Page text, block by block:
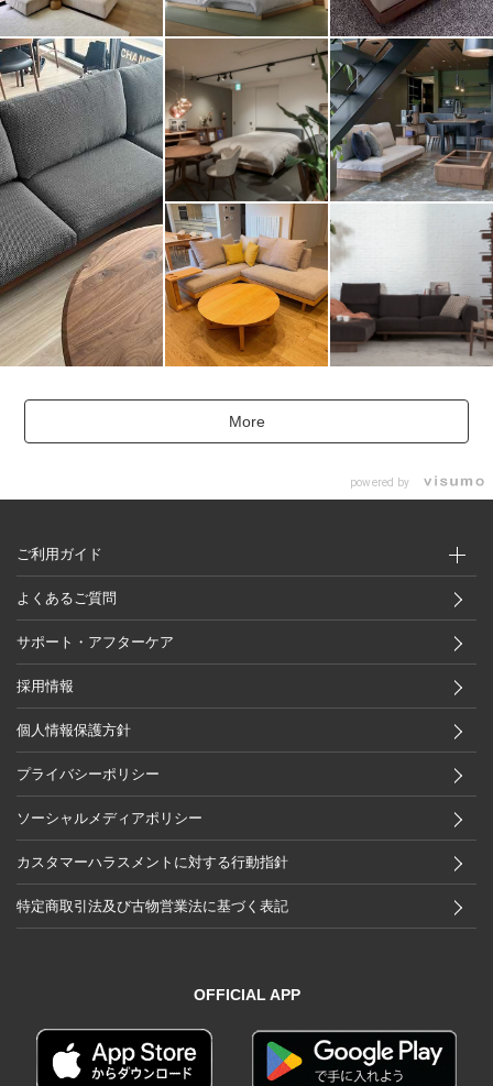
More
powered by
ご利用ガイド
よくあるご質問
サポート・アフターケア
採用情報
個人情報保護方針
プライバシーポリシー
ソーシャルメディアポリシー
カスタマーハラスメントに対する行動指針
特定商取引法及び古物営業法に基づく表記
OFFICIAL APP